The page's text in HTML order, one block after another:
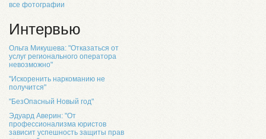
все фотографии
Интервью
Ольга Микушева: "Отказаться от
услуг регионального оператора
невозможно"
"Искоренить наркоманию не
получится"
"БезОпасный Новый год"
Эдуард Аверин: "От
профессионализма юристов
зависит успешность защиты прав